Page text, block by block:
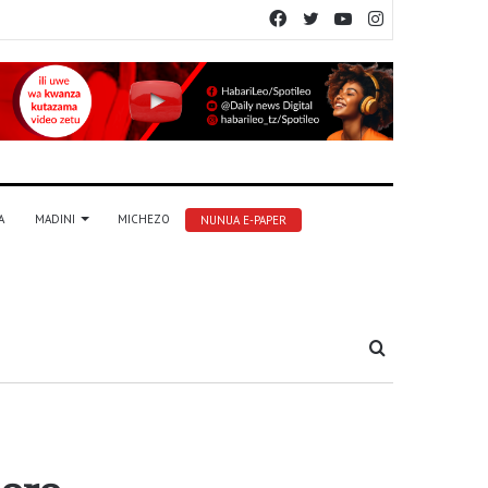
YouTube
Twitter
Facebook
MADINI MICHEZO NUNUA E-PAPER
Tafuta